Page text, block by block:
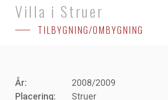
Villa i Struer
TILBYGNING/OMBYGNING
År:
2008/2009
Placering:
Struer